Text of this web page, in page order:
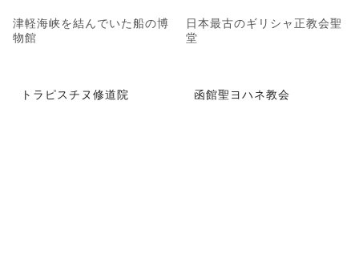
津軽海峡を結んでいた船の博
物館
日本最古のギリシャ正教会聖
堂
トラピスチヌ修道院 函館聖ヨハネ教会